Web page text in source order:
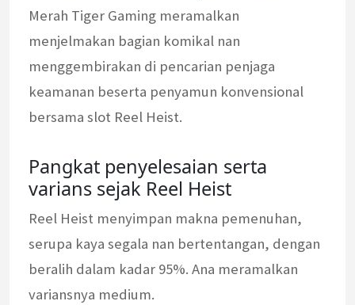
Merah Tiger Gaming meramalkan
menjelmakan bagian komikal nan
menggembirakan di pencarian penjaga
keamanan beserta penyamun konvensional
bersama slot Reel Heist.
Pangkat penyelesaian serta
varians sejak Reel Heist
Reel Heist menyimpan makna pemenuhan,
serupa kaya segala nan bertentangan, dengan
beralih dalam kadar 95%. Ana meramalkan
variansnya medium.